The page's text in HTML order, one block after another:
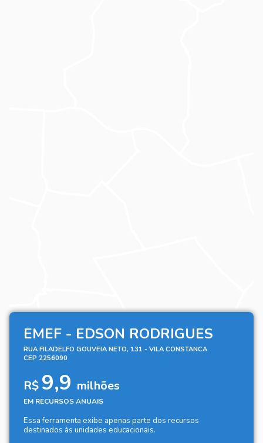
EMEF - EDSON RODRIGUES
RUA FILADELFO GOUVEIA NETO, 131 - VILA CONSTANCA
CEP 2256090
R$ 9,9 milhões
EM RECURSOS ANUAIS
Essa ferramenta exibe apenas parte dos recursos
destinados às unidades educacionais.